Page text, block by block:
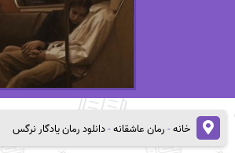
خانه-رمان عاشقانه-دانلود رمان یادگار نرگس